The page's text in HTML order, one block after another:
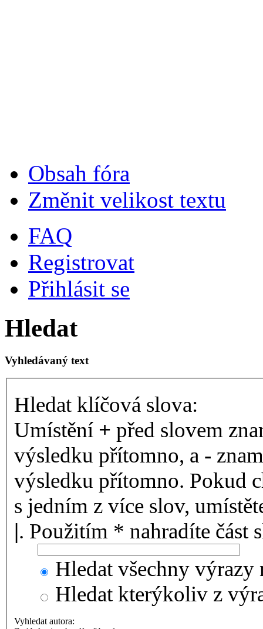
Obsah fóra
Změnit velikost textu
FAQ
Registrovat
Přihlásit se
Hledat
Vyhledávaný text
Hledat klíčová slova:
Umístění + před slovem
výsledku přítomno, a -
výsledku přítomno. Pokud
s jedním z více slov,
|. Použitím * nahradíte část
Hledat všechny výrazy
Hledat kterýkoliv z
Vyhledat autora: